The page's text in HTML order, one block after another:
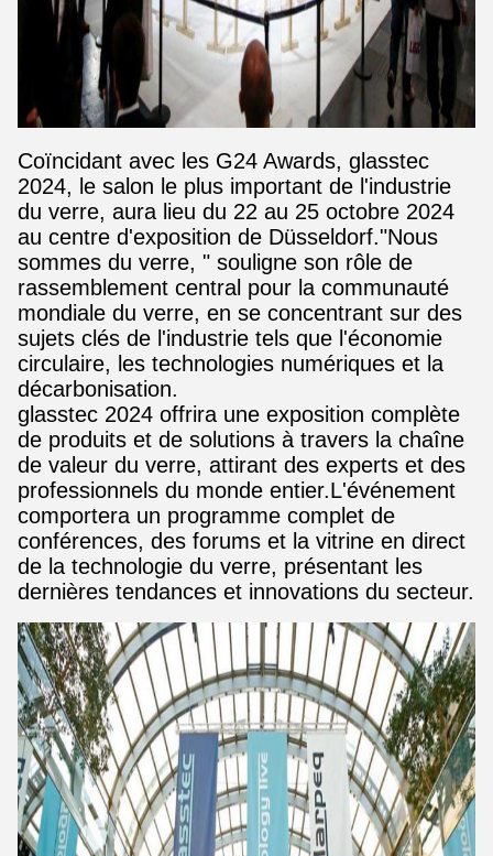
Coïncidant avec les G24 Awards, glasstec
2024, le salon le plus important de l'industrie
du verre, aura lieu du 22 au 25 octobre 2024
au centre d'exposition de Düsseldorf."Nous
sommes du verre, " souligne son rôle de
rassemblement central pour la communauté
mondiale du verre, en se concentrant sur des
sujets clés de l'industrie tels que l'économie
circulaire, les technologies numériques et la
décarbonisation.
glasstec 2024 offrira une exposition complète
de produits et de solutions à travers la chaîne
de valeur du verre, attirant des experts et des
professionnels du monde entier.L'événement
comportera un programme complet de
conférences, des forums et la vitrine en direct
de la technologie du verre, présentant les
dernières tendances et innovations du secteur.